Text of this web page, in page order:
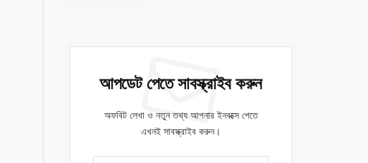
আপডেট পেতে সাবস্ক্রাইব করুন
অফবিট লেখা ও নতুন তথ্য আপনার ইনবক্সে পেতে
এখনই সাবস্ক্রাইব করুন।